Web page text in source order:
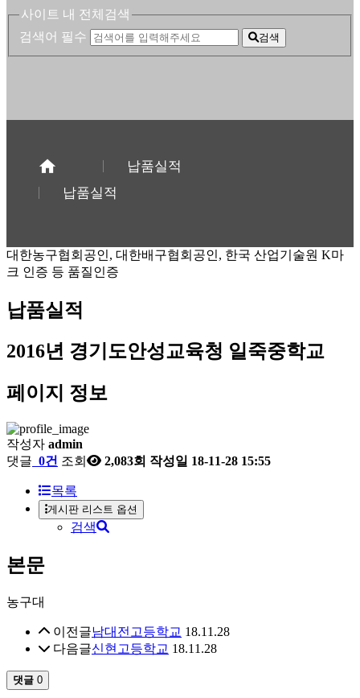
사이트 내 전체검색
검색어 필수
검색
납품실적
납품실적
대한농구협회공인, 대한배구협회공인, 한국 산업기술원 K마
크 인증 등 품질인증
납품실적
2016년 경기도안성교육청 일죽중학교
페이지 정보
작성자 admin
댓글 0건 조회 2,083회 작성일 18-11-28 15:55
목록
게시판 리스트 옵션
검색
본문
농구대
이전글남대전고등학교 18.11.28
다음글신현고등학교 18.11.28
댓글 0